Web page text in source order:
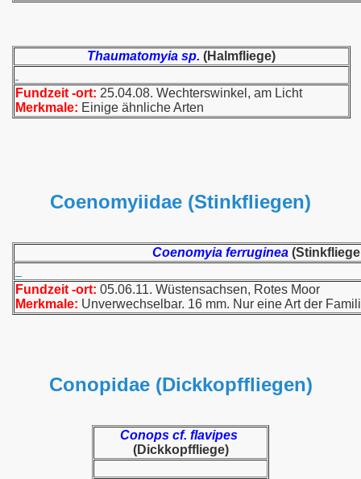
Thaumatomyia sp. (Halmfliege)
Fundzeit -ort: 25.04.08. Wechterswinkel, am Licht
Merkmale: Einige ähnliche Arten
Coenomyiidae (Stinkfliegen)
Coenomyia ferruginea
Fundzeit -ort: 05.06.11. Wüstensachsen, Rotes Moor
Merkmale: Unverwechselbar. 16 mm. Nur eine Art der
Conopidae (Dickkopffliegen)
Conops cf. flavipes
(Dickkopffliege)